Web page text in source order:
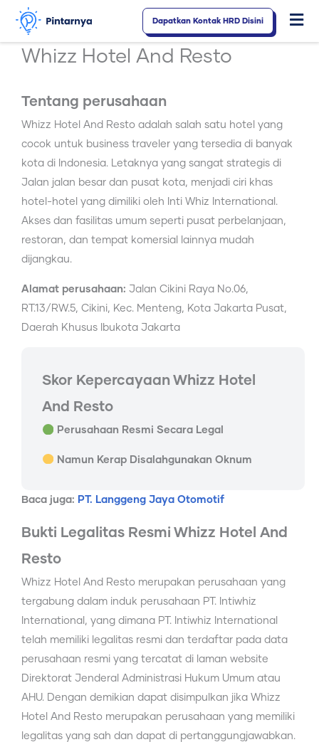
Lewati
konten
Dapatkan Kontak HRD Disini
Whizz Hotel And Resto
Tentang perusahaan
Whizz Hotel And Resto adalah salah satu hotel yang
cocok untuk business traveler yang tersedia di banyak
kota di Indonesia. Letaknya yang sangat strategis di
Jalan jalan besar dan pusat kota, menjadi ciri khas
hotel-hotel yang dimiliki oleh Inti Whiz International.
Akses dan fasilitas umum seperti pusat perbelanjaan,
restoran, dan tempat komersial lainnya mudah
dijangkau.
Alamat perusahaan: Jalan Cikini Raya No.06,
RT.13/RW.5, Cikini, Kec. Menteng, Kota Jakarta Pusat,
Daerah Khusus Ibukota Jakarta
Skor Kepercayaan Whizz Hotel
And Resto
Perusahaan Resmi Secara Legal
Namun Kerap Disalahgunakan Oknum
Baca juga: PT. Langgeng Jaya Otomotif
Bukti Legalitas Resmi Whizz Hotel And
Resto
Whizz Hotel And Resto merupakan perusahaan yang
tergabung dalam induk perusahaan PT. Intiwhiz
International, yang dimana PT. Intiwhiz International
telah memiliki legalitas resmi dan terdaftar pada data
perusahaan resmi yang tercatat di laman website
Direktorat Jenderal Administrasi Hukum Umum atau
AHU. Dengan demikian dapat disimpulkan jika Whizz
Hotel And Resto merupakan perusahaan yang memiliki
legalitas yang sah dan dapat di pertanggungjawabkan.